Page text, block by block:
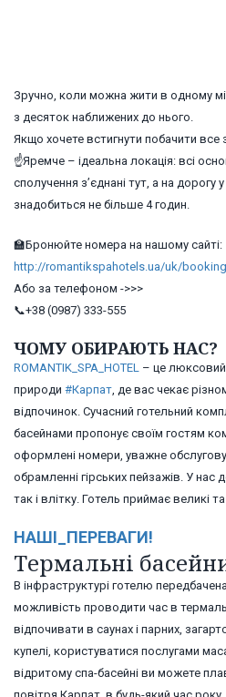
Зручно, коли можна жити в одному
з десяток наближених до нього.
Якщо хочете встигнути побачити все
☝Яремче – ідеальна локація: всі
сполучення з’єднані тут, а на дорогу
знадобиться не більше 4 годин.
🏫Бронюйте номера на нашому сайті:
http://romantikspahotels.ua/uk/booking
Або за телефоном ->>>
📞+38 (0987) 333-555
ЧОМУ ОБИРАЮТЬ НАС?
ROMANTIK_SPA_HOTEL – це люксовий
природи #Карпат, де вас чекає
відпочинок. Сучасний готельний
басейнами пропонує своїм гостям
оформлені номери, уважне
обрамленні гірських пейзажів. У нас
так і влітку. Готель приймає великі
НАШІ_ПЕРЕВАГИ!
Термальні
В інфраструктурі готелю
можливість проводити час в
відпочивати в саунах і парних,
купелі, користуватися послугами
відритому спа-басейні ви можете